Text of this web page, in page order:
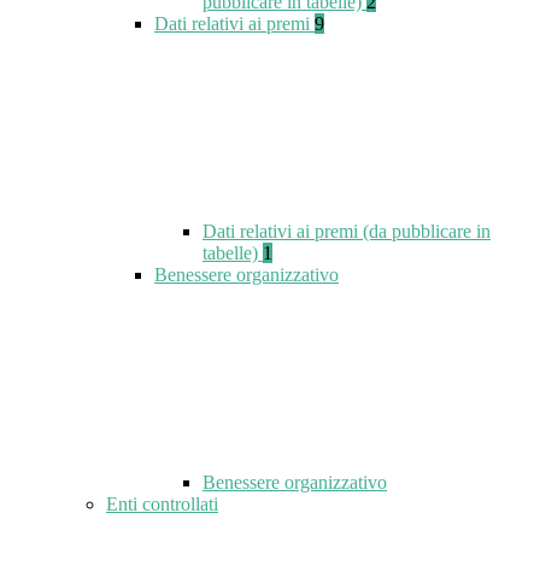
Dati relativi ai premi 9
Dati relativi ai premi (da pubblicare in
tabelle) 1
Benessere organizzativo
Benessere organizzativo
Enti controllati